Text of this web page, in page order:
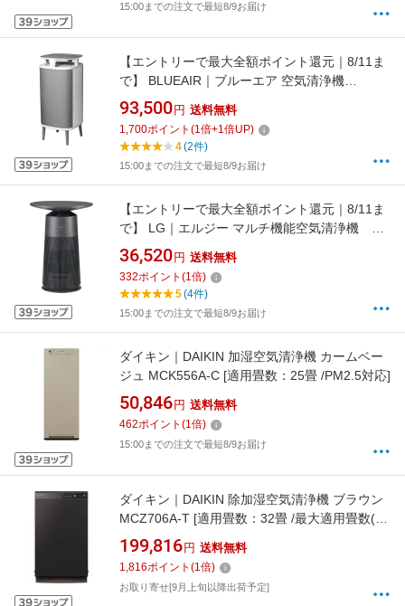
15:00までの注文で最短8/9お届け
【エントリーで最大全額ポイント還元｜8/11ま
で】 BLUEAIR｜ブルーエア 空気清浄機
DustMagnet 5400シリーズ 5440I [適用畳数：
34畳 /PM2.5対応]【newlife_campaign_f】
93,500 円 送料無料
1,700ポイント (1倍+1倍UP)
4(2件)
15:00までの注文で最短8/9お届け
【エントリーで最大全額ポイント還元｜8/11ま
で】 LG｜エルジー マルチ機能空気清浄機 LG
PuriCare Aero Furniture ラウンドブラック
AS207PKU0 [適用畳数：12畳 /PM2.5対応]
【newlife_campaign_f】
36,520 円 送料無料
332ポイント (1倍)
5(4件)
15:00までの注文で最短8/9お届け
ダイキン｜DAIKIN 加湿空気清浄機 カームベー
ジュ MCK556A-C [適用畳数：25畳 /PM2.5対応]
50,846 円 送料無料
462ポイント (1倍)
15:00までの注文で最短8/9お届け
ダイキン｜DAIKIN 除加湿空気清浄機 ブラウン
MCZ706A-T [適用畳数：32畳 /最大適用畳数(加
湿)：18畳 /除湿機能あり /PM2.5対応]
199,816 円 送料無料
1,816ポイント (1倍)
お取り寄せ[9月上旬以降出荷予定]